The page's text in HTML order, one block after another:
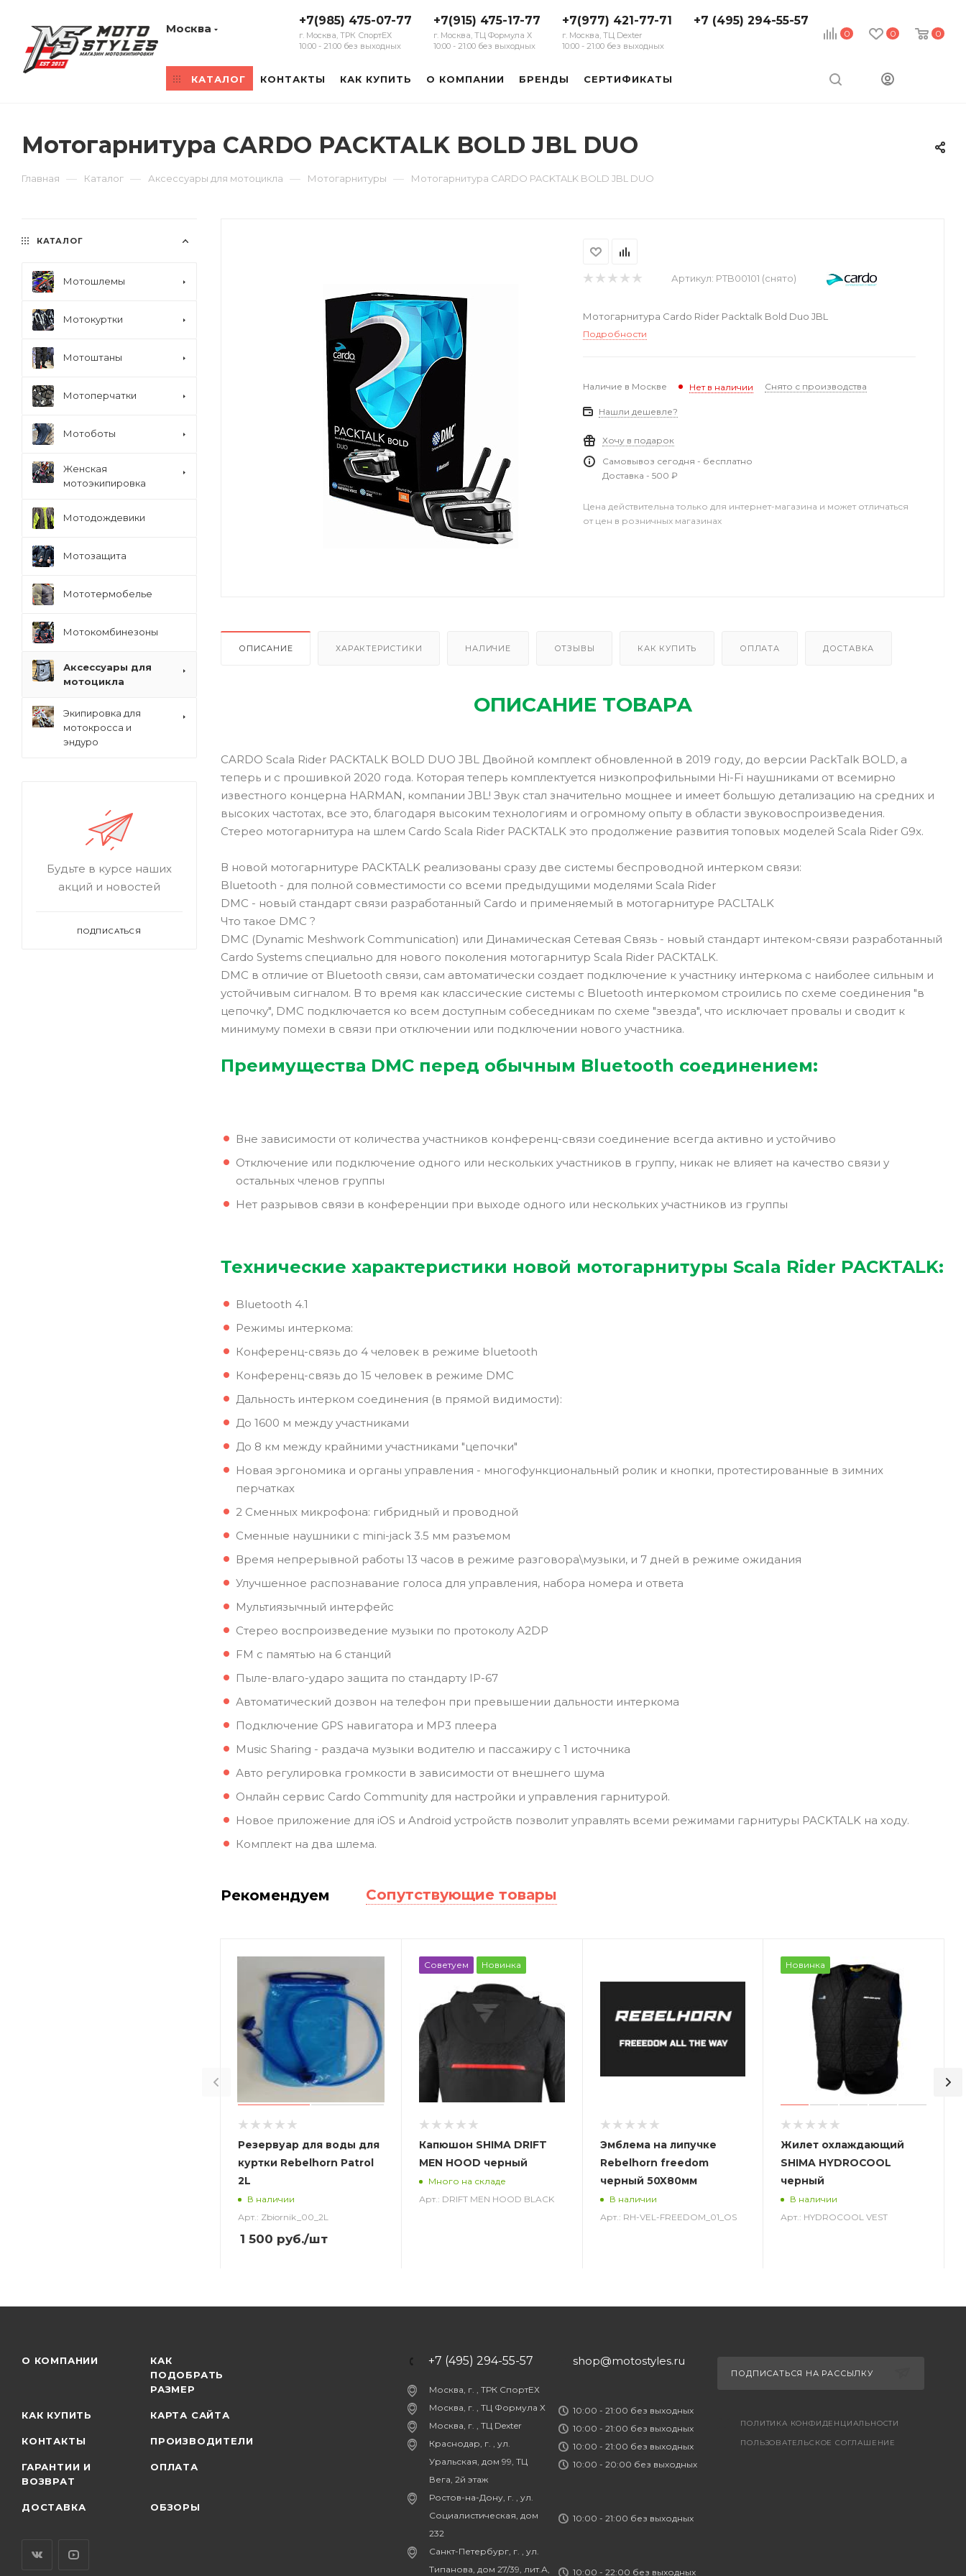
0 0 0
Москва
+7(985) 475-07-77
г. Москва, ТРК СпортЕХ
10:00 - 21:00 без выходных
+7(915) 475-17-77
г. Москва, ТЦ Формула Х
10:00 - 21:00 без выходных
+7(977) 421-77-71
г. Москва, ТЦ Dexter
10:00 - 21:00 без выходных
+7 (495) 294-55-57
КАТАЛОГ КОНТАКТЫ КАК КУПИТЬ О КОМПАНИИ БРЕНДЫ СЕРТИФИКАТЫ
Мотогарнитура CARDO PACKTALK BOLD JBL DUO
Главная — Каталог — Аксессуары для мотоцикла — Мотогарнитуры — Мотогарнитура CARDO PACKTALK BOLD JBL DUO
Артикул: PTB00101 (снято)
Мотогарнитура Cardo Rider Packtalk Bold Duo JBL
Подробности
Наличие в Москве Нет в наличии Снято с производства
Нашли дешевле?
Хочу в подарок
Самовывоз сегодня - бесплатно
Доставка - 500 ₽
Цена действительна только для интернет-магазина и может отличаться
от цен в розничных магазинах
ОПИСАНИЕ ХАРАКТЕРИСТИКИ НАЛИЧИЕ ОТЗЫВЫ КАК КУПИТЬ ОПЛАТА ДОСТАВКА
ОПИСАНИЕ ТОВАРА
CARDO Scala Rider PACKTALK BOLD DUO JBL Двойной комплект обновленной в 2019 году, до версии PackTalk BOLD, а
теперь и с прошивкой 2020 года. Которая теперь комплектуется низкопрофильными Hi-Fi наушниками от всемирно
известного концерна HARMAN, компании JBL! Звук стал значительно мощнее и имеет большую детализацию на средних и
высоких частотах, все это, благодаря высоким технологиям и огромному опыту в области звуковоспроизведения.
Стерео мотогарнитура на шлем Cardo Scala Rider PACKTALK это продолжение развития топовых моделей Scala Rider G9x.
В новой мотогарнитуре PACKTALK реализованы сразу две системы беспроводной интерком связи:
Bluetooth - для полной совместимости со всеми предыдущими моделями Scala Rider
DMC - новый стандарт связи разработанный Cardo и применяемый в мотогарнитуре PACLTALK
Что такое DMC ?
DMC (Dynamic Meshwork Communication) или Динамическая Сетевая Связь - новый стандарт интеком-связи разработанный
Cardo Systems специально для нового поколения мотогарнитур Scala Rider PACKTALK.
DMC в отличие от Bluetooth связи, сам автоматически создает подключение к участнику интеркома с наиболее сильным и
устойчивым сигналом. В то время как классические системы с Bluetooth интеркомом строились по схеме соединения "в
цепочку", DMC подключается ко всем доступным собеседникам по схеме "звезда", что исключает провалы и сводит к
минимуму помехи в связи при отключении или подключении нового участника.
Преимущества DMC перед обычным Bluetooth соединением:
Вне зависимости от количества участников конференц-связи соединение всегда активно и устойчиво
Отключение или подключение одного или нескольких участников в группу, никак не влияет на качество связи у
остальных членов группы
Нет разрывов связи в конференции при выходе одного или нескольких участников из группы
Технические характеристики новой мотогарнитуры Scala Rider PACKTALK:
Bluetooth 4.1
Режимы интеркома:
Конференц-связь до 4 человек в режиме bluetooth
Конференц-связь до 15 человек в режиме DMC
Дальность интерком соединения (в прямой видимости):
До 1600 м между участниками
До 8 км между крайними участниками "цепочки"
Новая эргономика и органы управления - многофункциональный ролик и кнопки, протестированные в зимних
перчатках
2 Сменных микрофона: гибридный и проводной
Сменные наушники с mini-jack 3.5 мм разъемом
Время непрерывной работы 13 часов в режиме разговора\музыки, и 7 дней в режиме ожидания
Улучшенное распознавание голоса для управления, набора номера и ответа
Мультиязычный интерфейс
Стерео воспроизведение музыки по протоколу A2DP
FM с памятью на 6 станций
Пыле-влаго-ударо защита по стандарту IP-67
Автоматический дозвон на телефон при превышении дальности интеркома
Подключение GPS навигатора и MP3 плеера
Music Sharing - раздача музыки водителю и пассажиру с 1 источника
Авто регулировка громкости в зависимости от внешнего шума
Онлайн сервис Cardo Community для настройки и управления гарнитурой.
Новое приложение для iOS и Android устройств позволит управлять всеми режимами гарнитуры PACKTALK на ходу.
Комплект на два шлема.
Рекомендуем Сопутствующие товары
Резервуар для воды для
куртки Rebelhorn Patrol
2L
В наличии
Арт.: Zbiornik_00_2L
1 500 руб./шт
Советуем Новинка
Капюшон SHIMA DRIFT
MEN HOOD черный
Много на складе
Арт.: DRIFT MEN HOOD BLACK
Эмблема на липучке
Rebelhorn freedom
черный 50X80мм
В наличии
Арт.: RH-VEL-FREEDOM_01_OS
Новинка
Жилет охлаждающий
SHIMA HYDROCOOL
черный
В наличии
Арт.: HYDROCOOL VEST
КАТАЛОГ
Мотошлемы
Мотокуртки
Мотоштаны
Мотоперчатки
Мотоботы
Женская
мотоэкипировка
Мотодождевики
Мотозащита
Мототермобелье
Мотокомбинезоны
Аксессуары для
мотоцикла
Экипировка для
мотокросса и
эндуро
Будьте в курсе наших
акций и новостей
ПОДПИСАТЬСЯ
О КОМПАНИИ
КАК
ПОДОБРАТЬ
РАЗМЕР
КАК КУПИТЬ КАРТА САЙТА
КОНТАКТЫ ПРОИЗВОДИТЕЛИ
ГАРАНТИИ И
ВОЗВРАТ
ОПЛАТА
ДОСТАВКА ОБЗОРЫ
+7 (495) 294-55-57
Москва, г. , ТРК СпортЕХ
Москва, г. , ТЦ Формула Х
Москва, г. , ТЦ Dexter
Краснодар, г. , ул.
Уральская, дом 99, ТЦ
Вега, 2й этаж
Ростов-на-Дону, г. , ул.
Социалистическая, дом
232
Санкт-Петербург, г. , ул.
Типанова, дом 27/39, лит.А,
shop@motostyles.ru
10:00 - 21:00 без выходных
10:00 - 21:00 без выходных
10:00 - 21:00 без выходных
10:00 - 20:00 без выходных
10:00 - 21:00 без выходных
10:00 - 22:00 без выходных
ПОДПИСАТЬСЯ НА РАССЫЛКУ
ПОЛИТИКА КОНФИДЕНЦИАЛЬНОСТИ
ПОЛЬЗОВАТЕЛЬСКОЕ СОГЛАШЕНИЕ